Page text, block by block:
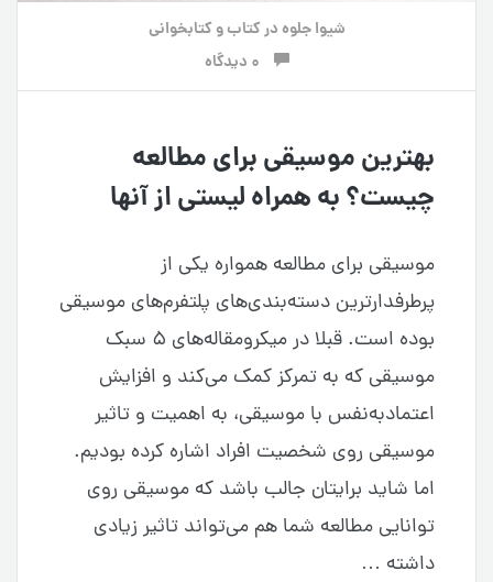
شیوا جلوهدرکتاب و کتابخوانی
بهترین موسیقی برای مطالعه
چیست؟ به همراه لیستی از آنها
موسیقی برای مطالعه همواره یکی از
پرطرفدارترین دسته‌بندی‌های پلتفرم‌های موسیقی
بوده است. قبلا در میکرومقاله‌های ۵ سبک
موسیقی که به تمرکز کمک می‌کند و افزایش
اعتمادبه‌نفس با موسیقی، به اهمیت و تاثیر
موسیقی روی شخصیت افراد اشاره کرده بودیم.
اما شاید برایتان جالب باشد که موسیقی روی
توانایی مطالعه شما هم می‌تواند تاثیر زیادی
داشته …